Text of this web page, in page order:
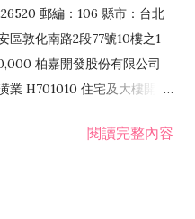
郵編：106 縣市：台北
區敦化南路2段77號10樓之1
柏嘉開發股份有限公司
業 H701010 住宅及大樓開發
不動產租賃業 I503010
閱讀完整內容